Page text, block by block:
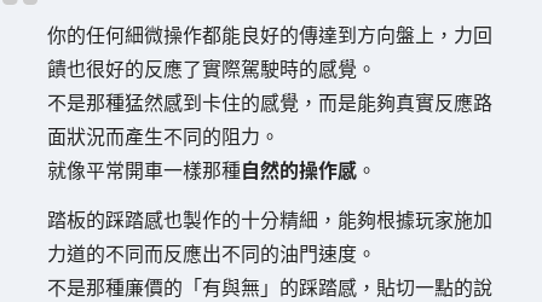
你的任何細微操作都能良好的傳達到方向盤上，力回
饋也很好的反應了實際駕駛時的感覺。
不是那種猛然感到卡住的感覺，而是能夠真實反應路
面狀況而產生不同的阻力。
就像平常開車一樣那種自然的操作感 。
踏板的踩踏感也製作的十分精細，能夠根據玩家施加
力道的不同而反應出不同的油門速度。
不是那種廉價的「有與無」的踩踏感，貼切一點的說